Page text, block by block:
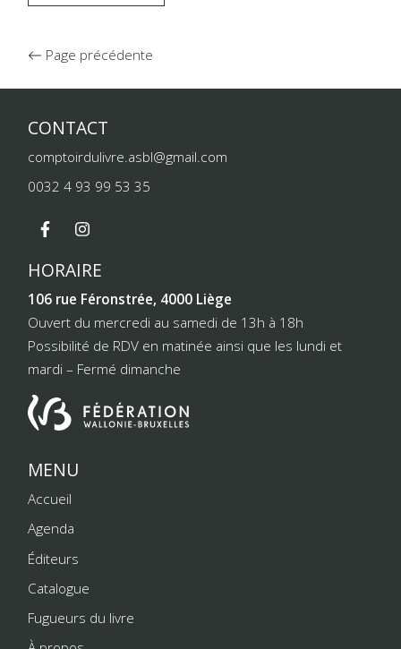
Page précédente
CONTACT
comptoirdulivre.asbl@gmail.com
0032 4 93 99 53 35
HORAIRE
106 rue Féronstrée, 4000 Liège
Ouvert du mercredi au samedi de 13h à 18h
Possibilité de RDV en matinée ainsi que les lundi et
mardi – Fermé dimanche
MENU
Accueil
Agenda
Éditeurs
Catalogue
Fugueurs du livre